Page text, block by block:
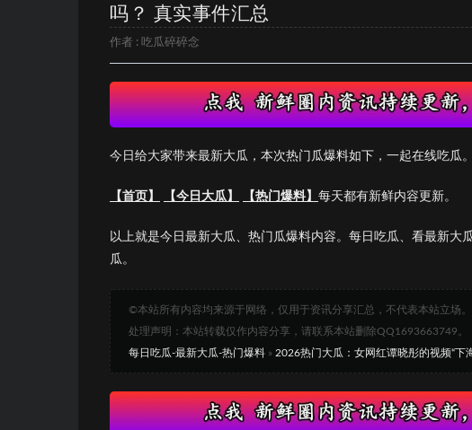
吗？ 真实事件汇总
作者 : 吃瓜碎碎念
今日给大家带来最新大瓜，本次热门瓜爆料如下，一起在线吃瓜。
【首页】 【今日大瓜】 【热门爆料】 每天都有新鲜内容更新。
以上就是今日最新大瓜、热门瓜爆料内容。每日吃瓜、看最新
瓜。
©本站所有内容均来源于网络，仅用于资讯分享汇总，不代表本站立场。
处理声明：本站转载仅作内容分享，请联系本站删除QQ1693663749。
每日吃瓜-最新大瓜-热门爆料 » 2026热门大瓜：女网红谭晓彤的视频“下